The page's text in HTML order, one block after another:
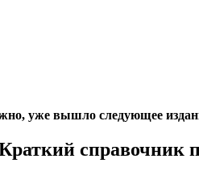
уже вышло следующее
справочник